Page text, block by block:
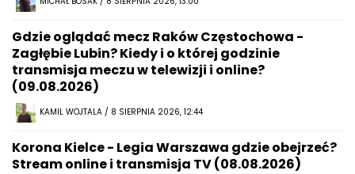
Gdzie oglądać mecz Raków Częstochowa -
Zagłębie Lubin? Kiedy i o której godzinie
transmisja meczu w telewizji i online?
(09.08.2026)
KAMIL WOJTALA / 8 SIERPNIA 2026, 12:44
Korona Kielce - Legia Warszawa gdzie obejrzeć?
Stream online i transmisja TV (08.08.2026)